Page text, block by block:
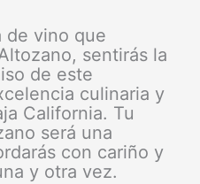
de vino que
sentirás la
de este
culinaria y
California. Tu
será una
con cariño y
y otra vez.